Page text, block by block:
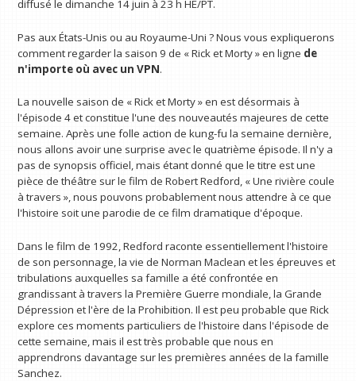
diffusé le dimanche 14 juin à 23 h HE/PT.
Pas aux États-Unis ou au Royaume-Uni ? Nous vous expliquerons
comment regarder la saison 9 de « Rick et Morty » en ligne de
n'importe où avec un VPN.
La nouvelle saison de « Rick et Morty » en est désormais à
l'épisode 4 et constitue l'une des nouveautés majeures de cette
semaine. Après une folle action de kung-fu la semaine dernière,
nous allons avoir une surprise avec le quatrième épisode. Il n'y a
pas de synopsis officiel, mais étant donné que le titre est une
pièce de théâtre sur le film de Robert Redford, « Une rivière coule
à travers », nous pouvons probablement nous attendre à ce que
l'histoire soit une parodie de ce film dramatique d'époque.
Dans le film de 1992, Redford raconte essentiellement l'histoire
de son personnage, la vie de Norman Maclean et les épreuves et
tribulations auxquelles sa famille a été confrontée en
grandissant à travers la Première Guerre mondiale, la Grande
Dépression et l'ère de la Prohibition. Il est peu probable que Rick
explore ces moments particuliers de l'histoire dans l'épisode de
cette semaine, mais il est très probable que nous en
apprendrons davantage sur les premières années de la famille
Sanchez.